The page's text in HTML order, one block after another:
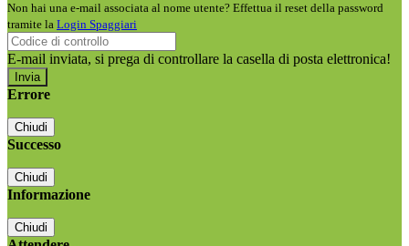
Non hai una e-mail associata al nome utente? Effettua il reset della password
tramite la Login Spaggiari
E-mail inviata, si prega di controllare la casella di posta elettronica!
Errore
Chiudi
Successo
Chiudi
Informazione
Chiudi